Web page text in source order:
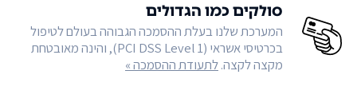
סולקים כמו הגדולים
המערכת שלנו בעלת ההסמכה הגבוהה בעולם לטיפול
בכרטיסי אשראי (PCI DSS Level 1), והינה מאובטחת
מקצה לקצה.לתעודת ההסמכה »